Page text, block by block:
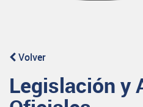
Volver
Legislación y